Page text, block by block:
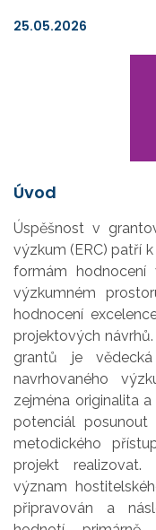
25.05.2026
Úvod
Úspěšnost v
výzkum (ERC) patří
formám hodnocení
výzkumném
hodnocení
projektových
grantů je
navrhovaného
zejména originalita
potenciál posunout
metodického
projekt realizovat.
význam
připravován a